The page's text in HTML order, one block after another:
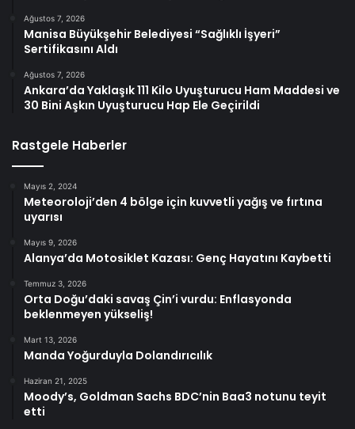
Ağustos 7, 2026
Manisa Büyükşehir Belediyesi “Sağlıklı İşyeri”
Sertifikasını Aldı
Ağustos 7, 2026
Ankara’da Yaklaşık 111 Kilo Uyuşturucu Ham Maddesi ve
30 Bini Aşkın Uyuşturucu Hap Ele Geçirildi
Rastgele Haberler
Mayıs 2, 2024
Meteoroloji’den 4 bölge için kuvvetli yağış ve fırtına
uyarısı
Mayıs 9, 2026
Alanya’da Motosiklet Kazası: Genç Hayatını Kaybetti
Temmuz 3, 2026
Orta Doğu’daki savaş Çin’i vurdu: Enflasyonda
beklenmeyen yükseliş!
Mart 13, 2026
Manda Yoğurduyla Dolandırıcılık
Haziran 21, 2025
Moody’s, Goldman Sachs BDC’nin Baa3 notunu teyit
etti